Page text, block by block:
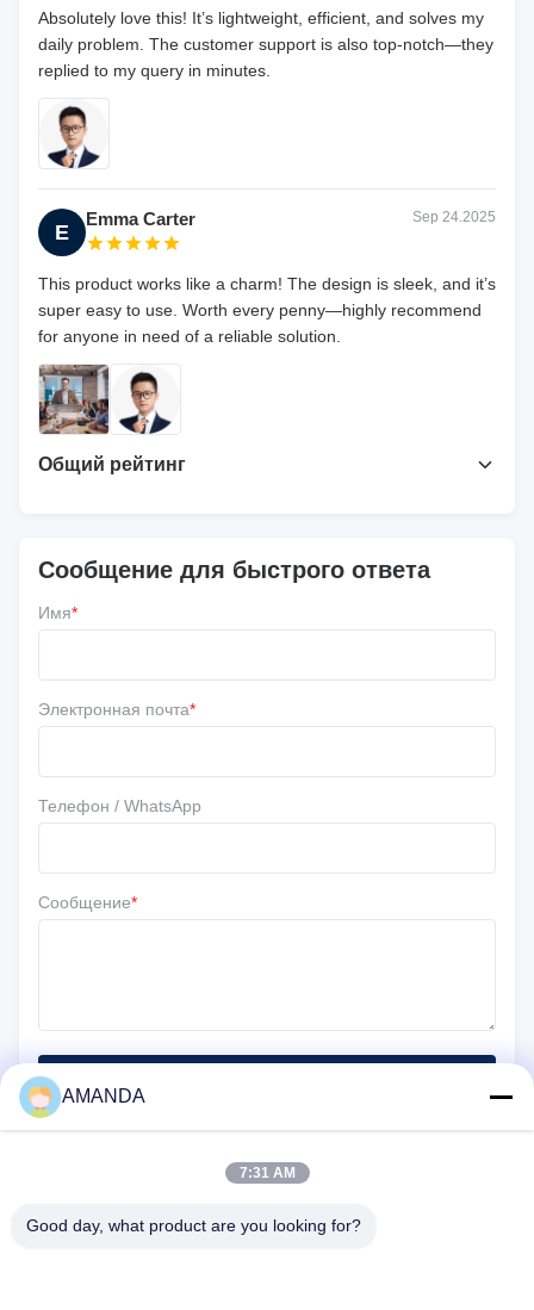
Absolutely love this! It’s lightweight, efficient, and solves my
daily problem. The customer support is also top-notch—they
replied to my query in minutes.
E
Emma Carter Sep 24.2025
This product works like a charm! The design is sleek, and it’s
super easy to use. Worth every penny—highly recommend
for anyone in need of a reliable solution.
Общий рейтинг
Напишите обзор
Сообщение для быстрого ответа
Имя*
Электронная почта*
Телефон / WhatsApp
Сообщение*
AMANDA
7:31 AM
Good day, what product are you looking for?